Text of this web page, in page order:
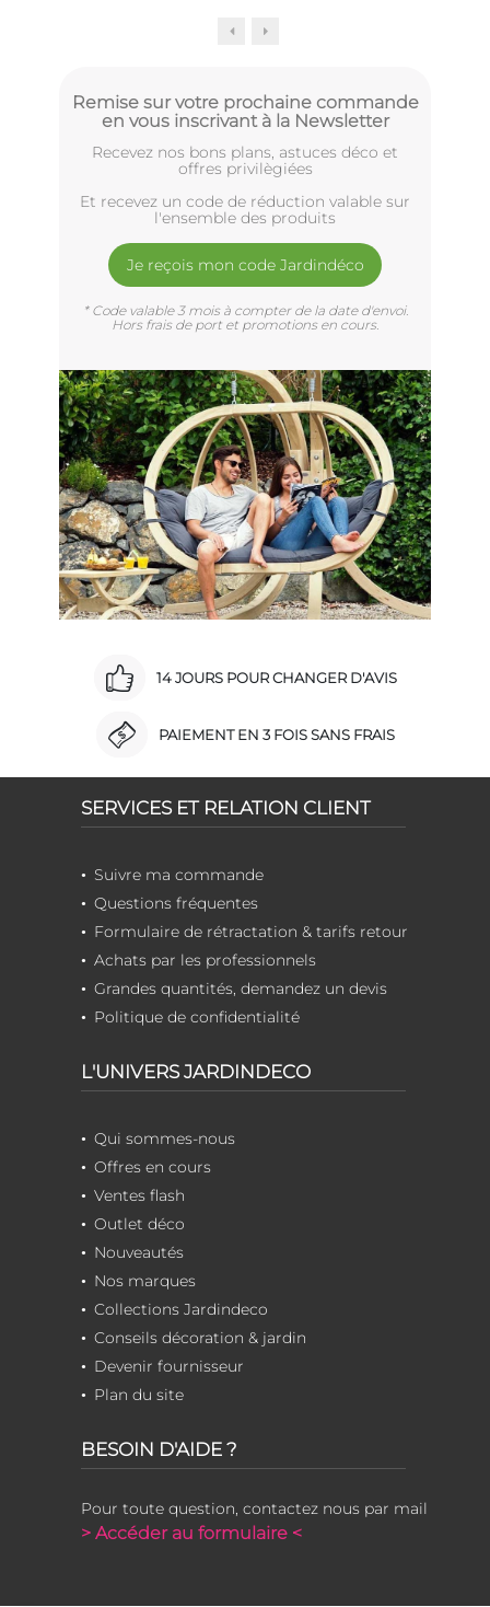
Remise sur votre prochaine commande
en vous inscrivant à la Newsletter
Recevez nos bons plans, astuces déco et
offres privilègiées
Et recevez un code de réduction valable sur
l'ensemble des produits
Je reçois mon code Jardindéco
* Code valable 3 mois à compter de la date d'envoi.
Hors frais de port et promotions en cours.
14 JOURS POUR CHANGER D'AVIS
PAIEMENT EN 3 FOIS SANS FRAIS
SERVICES ET RELATION CLIENT
Suivre ma commande
Questions fréquentes
Formulaire de rétractation & tarifs retour
Achats par les professionnels
Grandes quantités, demandez un devis
Politique de confidentialité
L'UNIVERS JARDINDECO
Qui sommes-nous
Offres en cours
Ventes flash
Outlet déco
Nouveautés
Nos marques
Collections Jardindeco
Conseils décoration & jardin
Devenir fournisseur
Plan du site
BESOIN D'AIDE ?
Pour toute question, contactez nous par mail
> Accéder au formulaire <